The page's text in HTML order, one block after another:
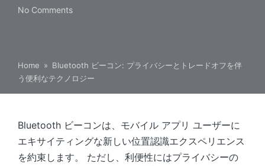
No Comments
Home » Bluetooth ビーコン: プライバシーとトレードオフを伴
う便利なテクノロジー
Bluetooth ビーコンは、モバイル アプリ ユーザーに
エキサイティングな新しい位置認識エクスペリエンス
を約束します。 ただし、利便性にはプライバシーの